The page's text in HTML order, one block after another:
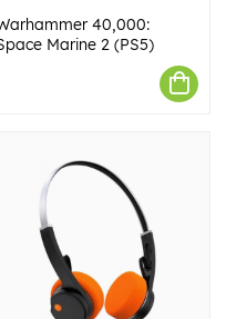
40,000:
Marine 2 (PS5)